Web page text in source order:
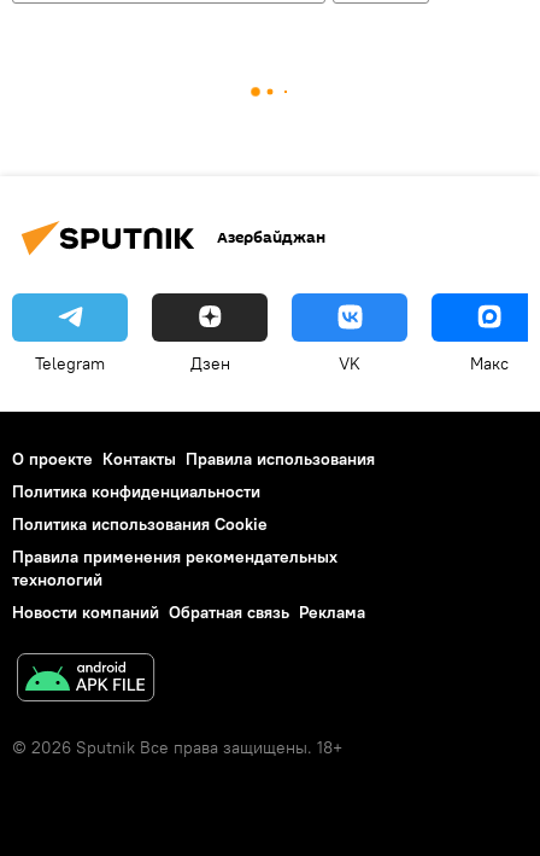
Азербайджан
Telegram Дзен VK Макс
О проекте Контакты Правила использования
Политика конфиденциальности
Политика использования Cookie
Правила применения рекомендательных
технологий
Новости компаний Обратная связь Реклама
© 2026 Sputnik Все права защищены. 18+